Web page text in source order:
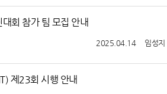
회 참가 팀 모집 안내
임성지
2025.04.14
제23회 시행 안내